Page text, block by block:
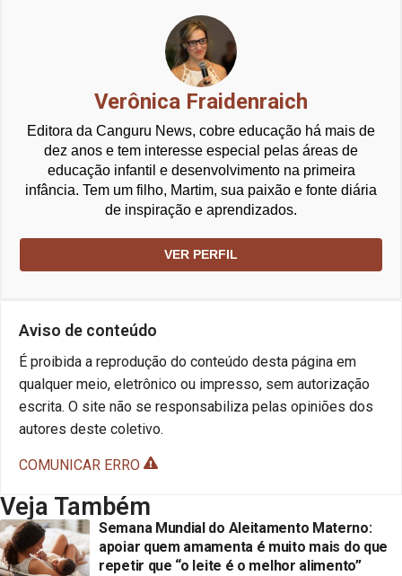
Verônica Fraidenraich
Editora da Canguru News, cobre educação há mais de
dez anos e tem interesse especial pelas áreas de
educação infantil e desenvolvimento na primeira
infância. Tem um filho, Martim, sua paixão e fonte diária
de inspiração e aprendizados.
VER PERFIL
Aviso de conteúdo
É proibida a reprodução do conteúdo desta página em
qualquer meio, eletrônico ou impresso, sem autorização
escrita. O site não se responsabiliza pelas opiniões dos
autores deste coletivo.
COMUNICAR ERRO
Veja Também
Semana Mundial do Aleitamento Materno:
apoiar quem amamenta é muito mais do que
repetir que “o leite é o melhor alimento”